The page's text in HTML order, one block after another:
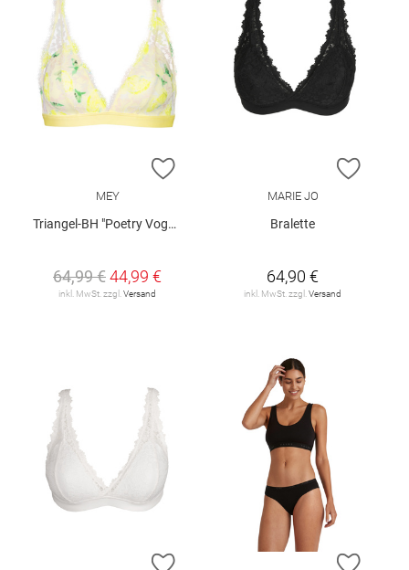
ZUR WUNSCHLISTE HINZUFÜGEN
MEY
Triangel-BH "Poetry Vogue"
64,99 €44,99 €
inkl. MwSt. zzgl. Versand
ZUR
MARIE JO
Bralette
64,90 €
inkl. MwSt. zzgl. Versand
ZUR WUNSCHLISTE HINZUFÜGEN
ZUR